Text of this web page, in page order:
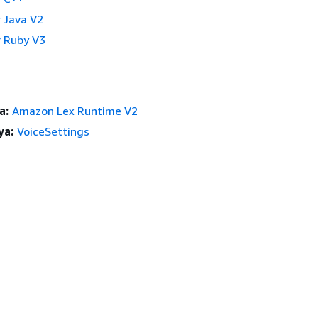
Java V2
V3
Amazon Lex Runtime V2
VoiceSettings